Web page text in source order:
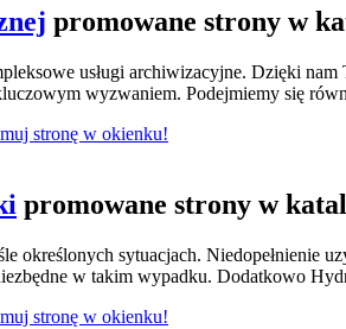
promowane strony w
usługi archiwizacyjne. Dzięki
wyzwaniem. Podejmiemy się
stronę w okienku!
promowane strony w
określonych sytuacjach. Niedopełnienie
w takim wypadku. Dodatkowo
stronę w okienku!